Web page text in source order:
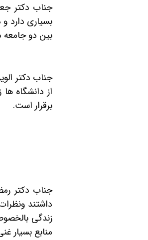
جناب دکتر
بسیاری دارد
بین دو جامعه
جناب دکتر
از دانشگاه
برقرار است.
جناب دکتر
داشتند
زندگی
منابع بسیار